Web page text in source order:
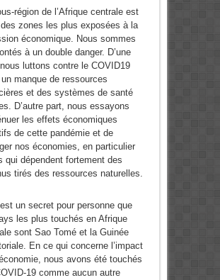
région de l’Afrique centrale est
des zones les plus exposées à la
économique. Nous sommes
à un double danger. D’une
luttons contre le COVID19
manque de ressources
et des systèmes de santé
D’autre part, nous essayons
les effets économiques
de cette pandémie et de
nos économies, en particulier
qui dépendent fortement des
tirés des ressources naturelles.
un secret pour personne que
les plus touchés en Afrique
sont Sao Tomé et la Guinée
En ce qui concerne l’impact
nous avons été touchés
19 comme aucun autre